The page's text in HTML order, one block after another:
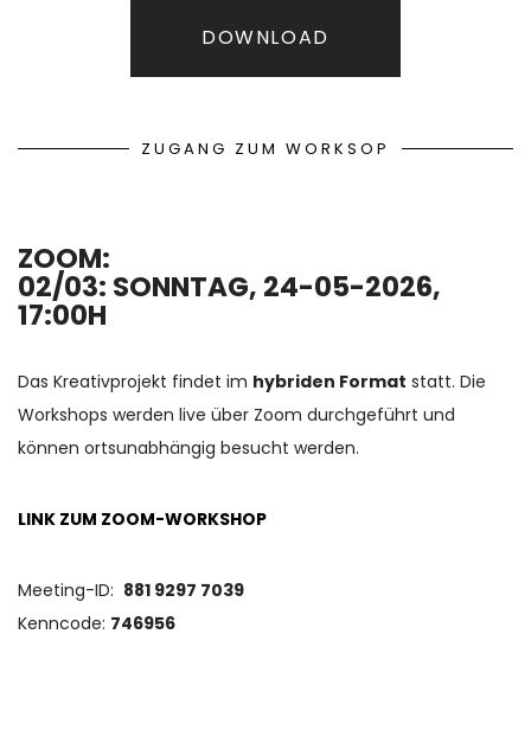
DOWNLOAD
ZUGANG ZUM WORKSOP
ZOOM:
02/03: SONNTAG, 24-05-2026,
17:00H
Das Kreativprojekt findet im hybriden Format statt. Die
Workshops werden live über Zoom durchgeführt und
können ortsunabhängig besucht werden.
LINK ZUM ZOOM-WORKSHOP
Meeting-ID: 881 9297 7039
Kenncode: 746956